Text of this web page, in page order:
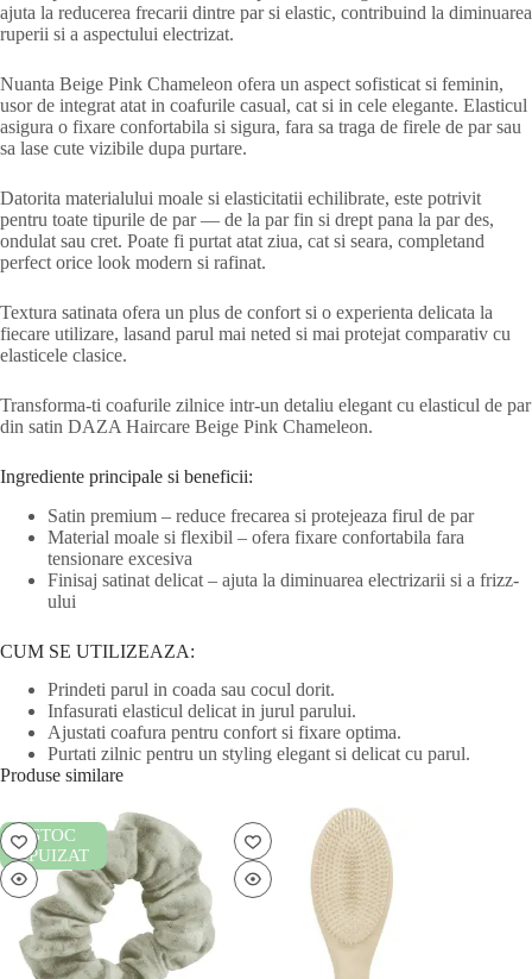
ajuta la reducerea frecarii dintre par si elastic, contribuind la diminuarea
ruperii si a aspectului electrizat.
Nuanta Beige Pink Chameleon ofera un aspect sofisticat si feminin,
usor de integrat atat in coafurile casual, cat si in cele elegante. Elasticul
asigura o fixare confortabila si sigura, fara sa traga de firele de par sau
sa lase cute vizibile dupa purtare.
Datorita materialului moale si elasticitatii echilibrate, este potrivit
pentru toate tipurile de par — de la par fin si drept pana la par des,
ondulat sau cret. Poate fi purtat atat ziua, cat si seara, completand
perfect orice look modern si rafinat.
Textura satinata ofera un plus de confort si o experienta delicata la
fiecare utilizare, lasand parul mai neted si mai protejat comparativ cu
elasticele clasice.
Transforma-ti coafurile zilnice intr-un detaliu elegant cu elasticul de par
din satin DAZA Haircare Beige Pink Chameleon.
Ingrediente principale si beneficii:
Satin premium – reduce frecarea si protejeaza firul de par
Material moale si flexibil – ofera fixare confortabila fara
tensionare excesiva
Finisaj satinat delicat – ajuta la diminuarea electrizarii si a frizz-
ului
CUM SE UTILIZEAZA:
Prindeti parul in coada sau cocul dorit.
Infasurati elasticul delicat in jurul parului.
Ajustati coafura pentru confort si fixare optima.
Purtati zilnic pentru un styling elegant si delicat cu parul.
Produse similare
STOC
EPUIZAT